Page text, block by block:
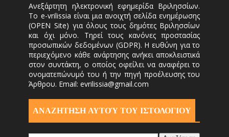
Ανεξάρτητη ηλεκτρονική εφημερίδα Βριλησσίων.
Το e-vrilissia είναι μια ανοιχτή σελίδα ενημέρωσης
(OPEN Site) για όλους τους δημότες Βριλησσίων
και όχι μόνο. Τηρεί τους κανόνες προστασίας
προσωπικών δεδομένων (GDPR). Η ευθύνη για το
περιεχόμενο κάθε ανάρτησης ανήκει αποκλειστικά
στον συντάκτη, ο οποίος οφείλει να αναφέρει το
ονοματεπώνυμό του ή την πηγή προέλευσης του
Άρθρου. Email: evrilissia@gmail.com
ΑΝΑΖΗΤΗΣΗ ΑΥΤΟΎ ΤΟΥ ΙΣΤΟΛΟΓΙΟΥ